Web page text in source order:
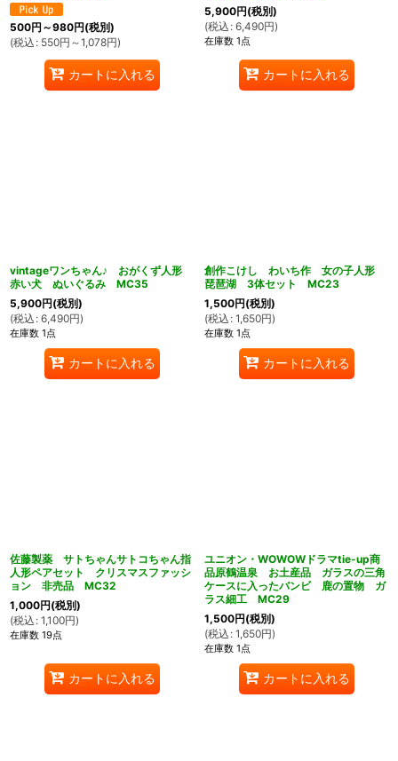
500円 ～980円(税別)
(税込 : 550円 ～1,078円)
カートに入れる
5,900円(税別)
(税込 : 6,490円)
在庫数 1点
カートに入れる
vintageワンちゃん♪ おがくず人形
赤い犬 ぬいぐるみ MC35
5,900円(税別)
(税込 : 6,490円)
在庫数 1点
カートに入れる
創作こけし わいち作 女の子人形
琵琶湖 3体セット MC23
1,500円(税別)
(税込 : 1,650円)
在庫数 1点
カートに入れる
佐藤製薬 サトちゃんサトコちゃん指
人形ペアセット クリスマスファッシ
ョン 非売品 MC32
1,000円(税別)
(税込 : 1,100円)
在庫数 19点
カートに入れる
ユニオン・WOWOWドラマtie-up商
品原鶴温泉 お土産品 ガラスの三角
ケースに入ったバンビ 鹿の置物 ガ
ラス細工 MC29
1,500円(税別)
(税込 : 1,650円)
在庫数 1点
カートに入れる